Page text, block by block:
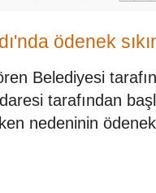
ödenek
Belediyesi
tarafından
nedeninin